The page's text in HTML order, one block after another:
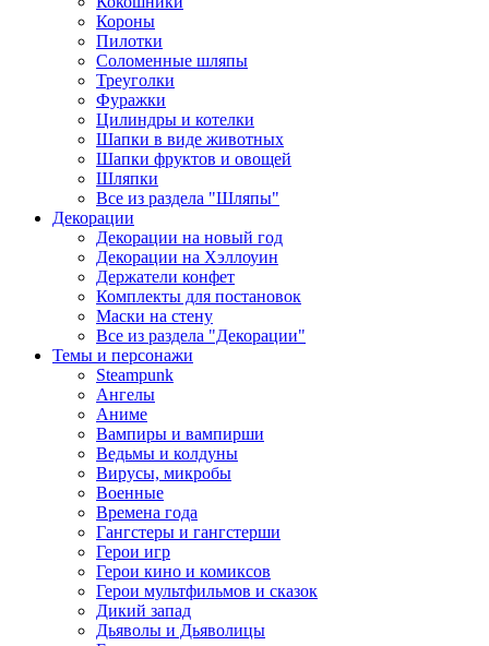
Короны
Пилотки
Соломенные шляпы
Треуголки
Фуражки
Цилиндры и котелки
Шапки в виде животных
Шапки фруктов и овощей
Шляпки
Все из раздела "Шляпы"
Декорации
Декорации на новый год
Декорации на Хэллоуин
Держатели конфет
Комплекты для постановок
Маски на стену
Все из раздела "Декорации"
Темы и персонажи
Steampunk
Ангелы
Аниме
Вампиры и вампирши
Ведьмы и колдуны
Вирусы, микробы
Военные
Времена года
Гангстеры и гангстерши
Герои игр
Герои кино и комиксов
Герои мультфильмов и сказок
Дикий запад
Дьяволы и Дьяволицы